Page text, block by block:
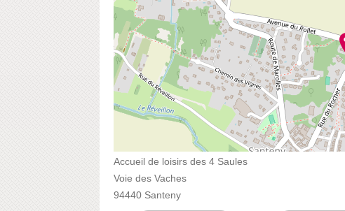
Accueil de loisirs des 4 Saules
Voie des Vaches
94440 Santeny